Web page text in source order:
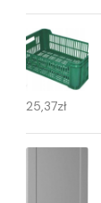
25,37zł